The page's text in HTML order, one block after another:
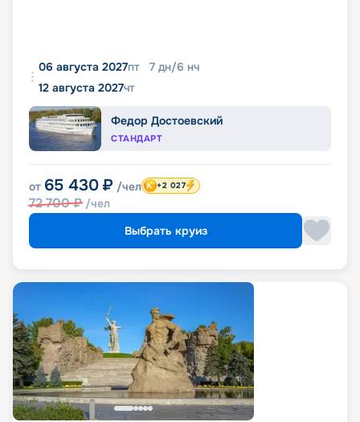
06 августа 2027пт 7 дн/6 нч
12 августа 2027чт
Федор Достоевский
СТАНДАРТ
от 65 430 ₽ /чел
72 700₽ /чел
+2 027
Выбрать круиз